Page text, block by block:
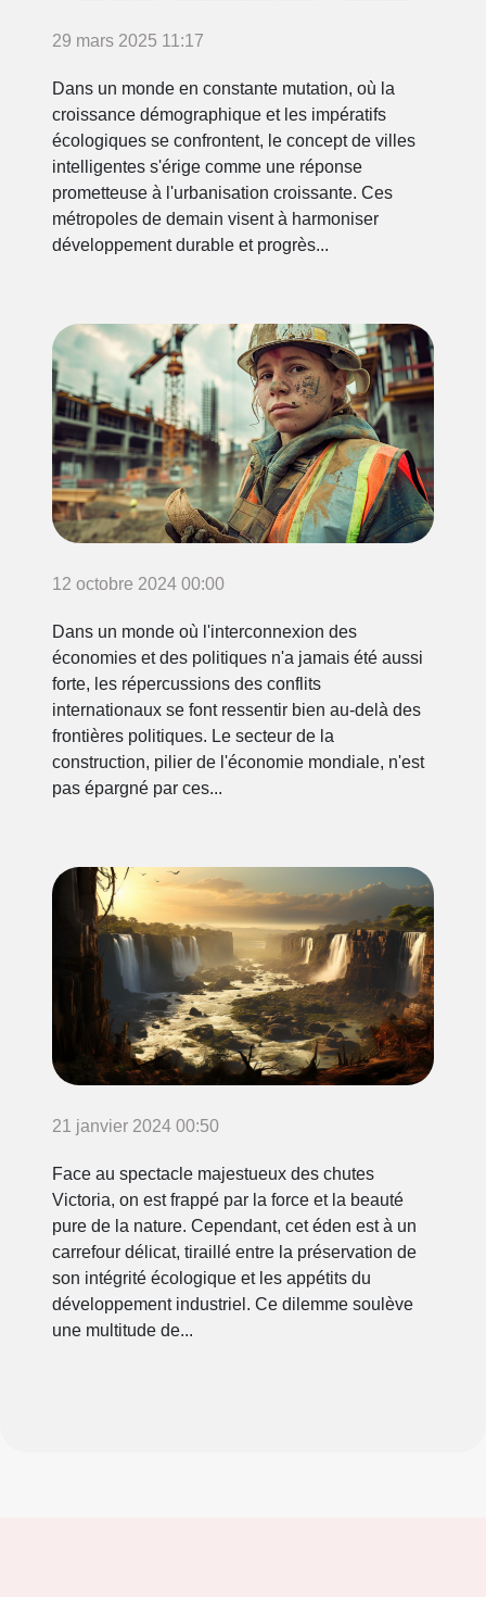
29 mars 2025 11:17
Dans un monde en constante mutation, où la
croissance démographique et les impératifs
écologiques se confrontent, le concept de villes
intelligentes s'érige comme une réponse
prometteuse à l'urbanisation croissante. Ces
métropoles de demain visent à harmoniser
développement durable et progrès...
12 octobre 2024 00:00
Dans un monde où l'interconnexion des
économies et des politiques n'a jamais été aussi
forte, les répercussions des conflits
internationaux se font ressentir bien au-delà des
frontières politiques. Le secteur de la
construction, pilier de l'économie mondiale, n'est
pas épargné par ces...
21 janvier 2024 00:50
Face au spectacle majestueux des chutes
Victoria, on est frappé par la force et la beauté
pure de la nature. Cependant, cet éden est à un
carrefour délicat, tiraillé entre la préservation de
son intégrité écologique et les appétits du
développement industriel. Ce dilemme soulève
une multitude de...